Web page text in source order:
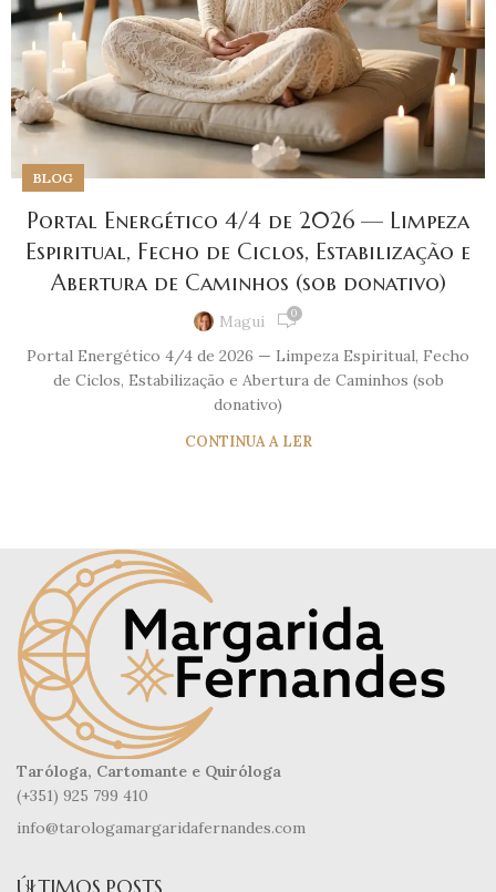
BLOG
Portal Energético 4/4 de 2026 — Limpeza
Espiritual, Fecho de Ciclos, Estabilização e
Abertura de Caminhos (sob donativo)
Magui 0
Portal Energético 4/4 de 2026 — Limpeza Espiritual, Fecho
de Ciclos, Estabilização e Abertura de Caminhos (sob
donativo)
CONTINUA A LER
Taróloga, Cartomante e Quiróloga
(+351) 925 799 410
info@tarologamargaridafernandes.com